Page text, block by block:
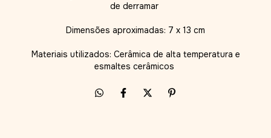
de derramar
Dimensões aproximadas: 7 x 13 cm
Materiais utilizados: Cerâmica de alta temperatura e
esmaltes cerâmicos